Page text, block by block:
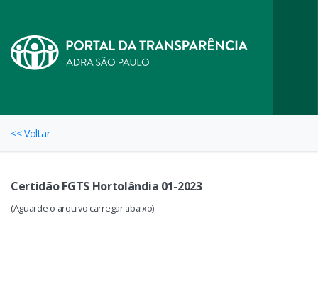
<< Voltar
Certidão FGTS Hortolândia 01-2023
(Aguarde o arquivo carregar abaixo)